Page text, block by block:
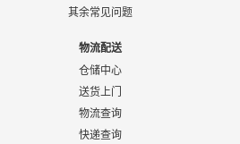
其余常见问题
物流配送
仓储中心
送货上门
物流查询
快递查询